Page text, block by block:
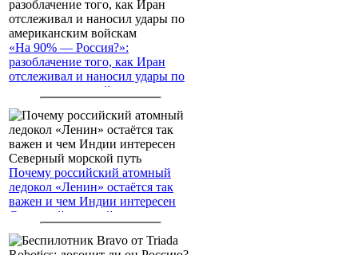
«На 90% — Россия?»:
разоблачение того, как Иран
отслеживал и наносил удары по
американским войскам
Почему российский атомный
ледокол «Ленин» остаётся так
важен и чем Индии интересен
Северный морской путь